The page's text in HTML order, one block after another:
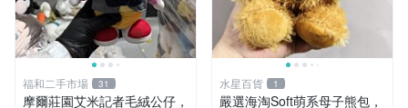
福和二手市場 31
摩爾莊園艾米記者毛絨公仔，
水星百貨 1
嚴選海淘Soft萌系母子熊包，